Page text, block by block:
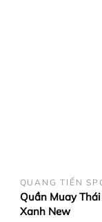
QUANG TIẾN
Quần Muay
Xanh New